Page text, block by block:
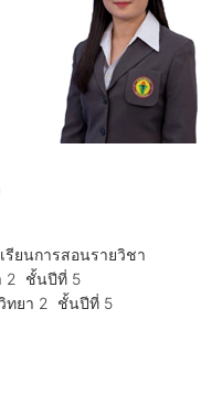
ยนการสอนรายวิชา
2 ชั้นปีที่ 5
ทยา 2 ชั้นปีที่ 5